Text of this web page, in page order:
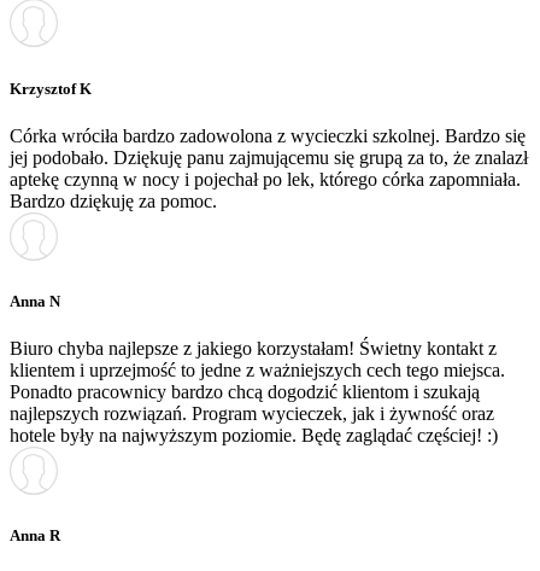
Krzysztof K
Córka wróciła bardzo zadowolona z wycieczki szkolnej. Bardzo się
jej podobało. Dziękuję panu zajmującemu się grupą za to, że znalazł
aptekę czynną w nocy i pojechał po lek, którego córka zapomniała.
Bardzo dziękuję za pomoc.
Anna N
Biuro chyba najlepsze z jakiego korzystałam! Świetny kontakt z
klientem i uprzejmość to jedne z ważniejszych cech tego miejsca.
Ponadto pracownicy bardzo chcą dogodzić klientom i szukają
najlepszych rozwiązań. Program wycieczek, jak i żywność oraz
hotele były na najwyższym poziomie. Będę zaglądać częściej! :)
Anna R